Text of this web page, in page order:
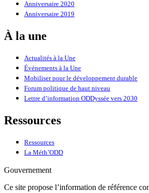
Anniversaire 2020
Anniversaire 2019
À la une
Actualités à la Une
Événements à la Une
Mobiliser pour le développement durable
Forum politique de haut niveau
Lettre d’information ODDyssée vers 2030
Ressources
Ressources
La Méth’ODD
Gouvernement
Ce site propose l’information de référence